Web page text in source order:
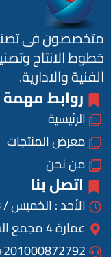
متخصصون فى
خطوط الانتاج
الفنية والادارية.
روابط مهمة
الرئيسية
معرض المنتجات
من نحن
اتصل بنا
الأحد : الخميس / 8 صباحا - 4 مساء
عمارة 4 مجمع الشريف شارع اسوان مصر الجديدة
201000872792+